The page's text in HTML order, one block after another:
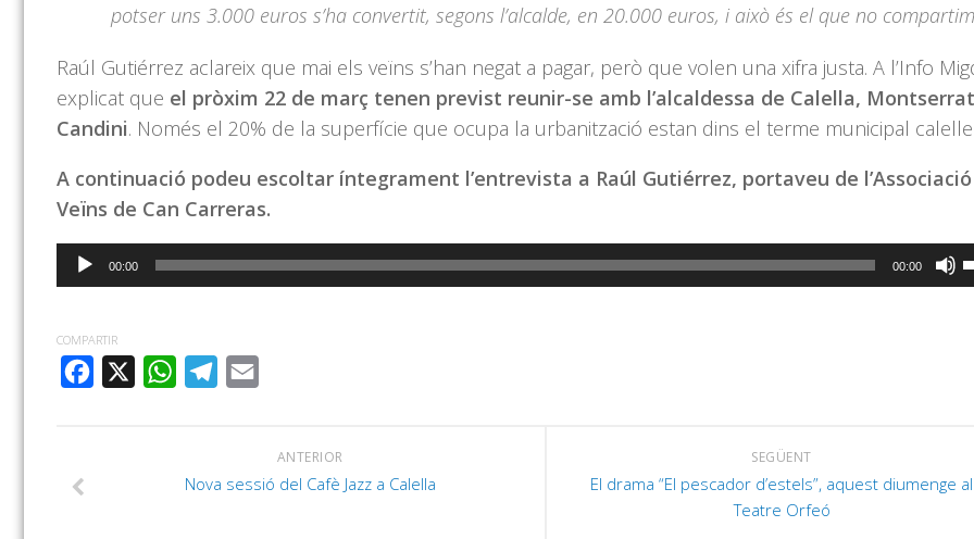
potser uns 3.000 euros s’ha convertit, segons l’alcalde, en 20.000 euros, i això és el que no compartim
Raúl Gutiérrez aclareix que mai els veïns s’han negat a pagar, però que volen una xifra justa. A l’Info
explicat que el pròxim 22 de març tenen previst reunir-se amb l’alcaldessa de Calella, Montserrat
Candini. Només el 20% de la superfície que ocupa la urbanització estan dins el terme municipal
A continuació podeu escoltar íntegrament l’entrevista a Raúl Gutiérrez, portaveu de
Veïns de Can Carreras.
Reproductor
d'àudio
00:00 00:00
COMPARTIR
FACEBOOK
WHATSAPPTELEGRAM
SEGÜENT
El drama “El pescador d’estels”, aquest diumenge al
Teatre Orfeó
ANTERIOR
Nova sessió del Cafè Jazz a Calella